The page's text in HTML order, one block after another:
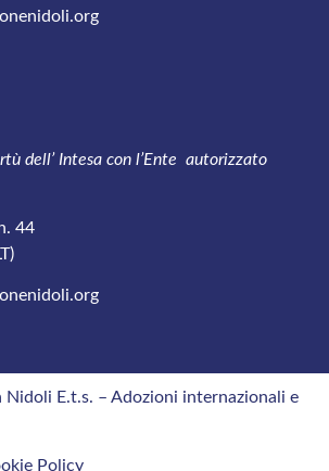
dell’ Intesa con l’Ente autorizzato
44
Nidoli E.t.s. – Adozioni internazionali e
Policy